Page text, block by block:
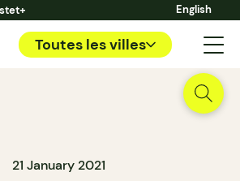
English
Toutes les villes
21 January 2021